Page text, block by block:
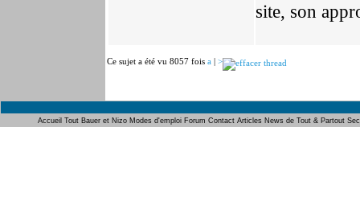
site, son
Ce sujet a été vu 8057 fois a | >
Accueil Tout Bauer et Nizo Modes d'emploi Forum Contact Articles News de Tout & Partout